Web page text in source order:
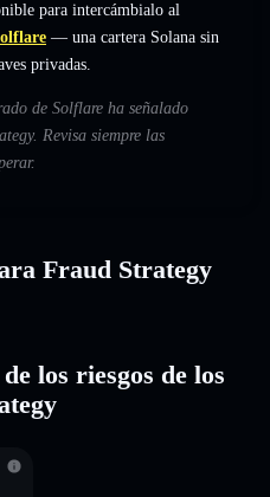
para intercámbialo al
— una cartera Solana sin
privadas.
de Solflare ha señalado
Revisa siempre las
Fraud Strategy
los riesgos de los